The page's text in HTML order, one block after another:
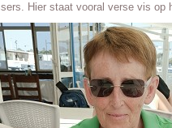
Hier staat vooral verse vis op